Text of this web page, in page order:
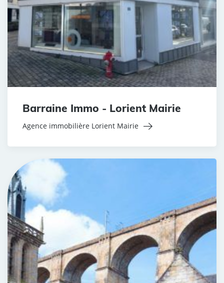
Barraine Immo - Lorient Mairie
Agence immobilière Lorient Mairie